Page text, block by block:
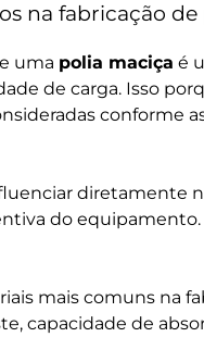
na fabricação de
uma polia maciça é
de carga. Isso
conforme
diretamente
do
mais comuns na
capacidade de